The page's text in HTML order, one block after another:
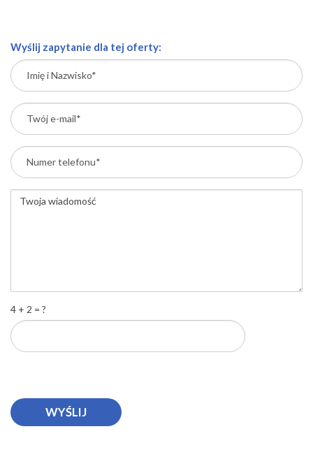
Wyślij zapytanie dla tej oferty:
4 + 2 = ?